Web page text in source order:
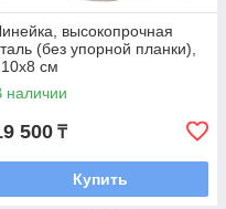
высокопрочная
(без упорной планки),
см
наличии
500 ₸
Купить